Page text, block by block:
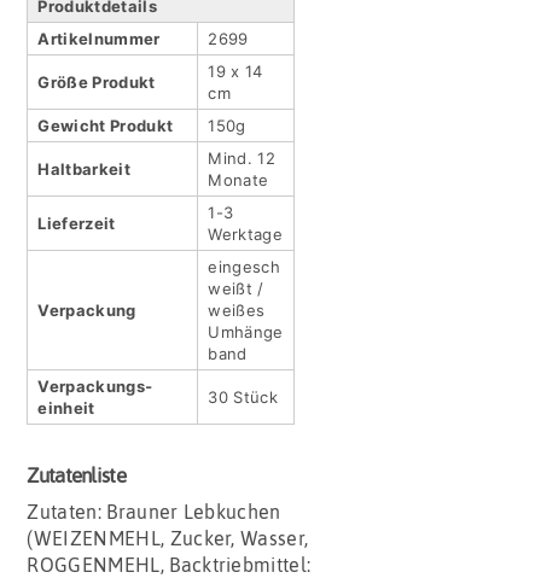
Produktdetails
Artikel­nummer
2699
Größe Produkt
19 x 14
cm
Gewicht Produkt
150g
Haltbar­keit
Mind. 12
Monate
Lieferzeit
1-3
Werktage
Verpackung
eingesch
weißt /
weißes
Umhänge
band
Verpackungs­
einheit
30 Stück
Zutatenliste
Zutaten: Brauner Lebkuchen
(WEIZENMEHL, Zucker, Wasser,
ROGGENMEHL, Backtriebmittel: